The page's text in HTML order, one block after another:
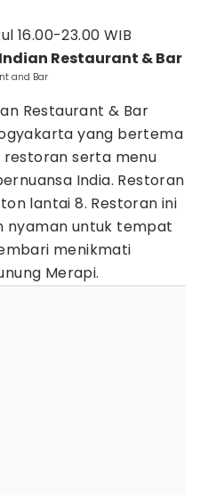
16.00-23.00 WIB
Restaurant & Bar
and Bar
Restaurant & Bar
yang bertema
restoran serta menu
India. Restoran
lantai 8. Restoran ini
nyaman untuk tempat
menikmati
Merapi.